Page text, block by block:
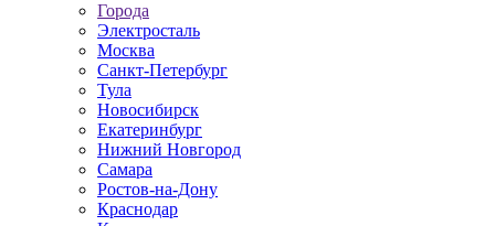
Города
Электросталь
Москва
Санкт-Петербург
Тула
Новосибирск
Екатеринбург
Нижний Новгород
Самара
Ростов-на-Дону
Краснодар